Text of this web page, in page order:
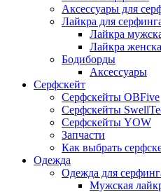
Аксессуары для
Лайкра для
Лайкра
Лайкра
Бодиборды
Аксессуары
Серфскейт
Серфскейты OBFive
Серфскейты
Серфскейты YOW
Запчасти
Как выбрать
Одежда
Одежда для
Мужская